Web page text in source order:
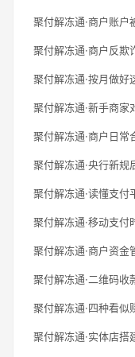
聚付解冻通·商户账户
聚付解冻通·商户反
聚付解冻通·按月做好
聚付解冻通·新手商家
聚付解冻通·商户日常
聚付解冻通·央行新规
聚付解冻通·读懂支付
聚付解冻通·移动支
聚付解冻通·商户资金
聚付解冻通·二维码收
聚付解冻通·四种看似
聚付解冻通·实体店搭